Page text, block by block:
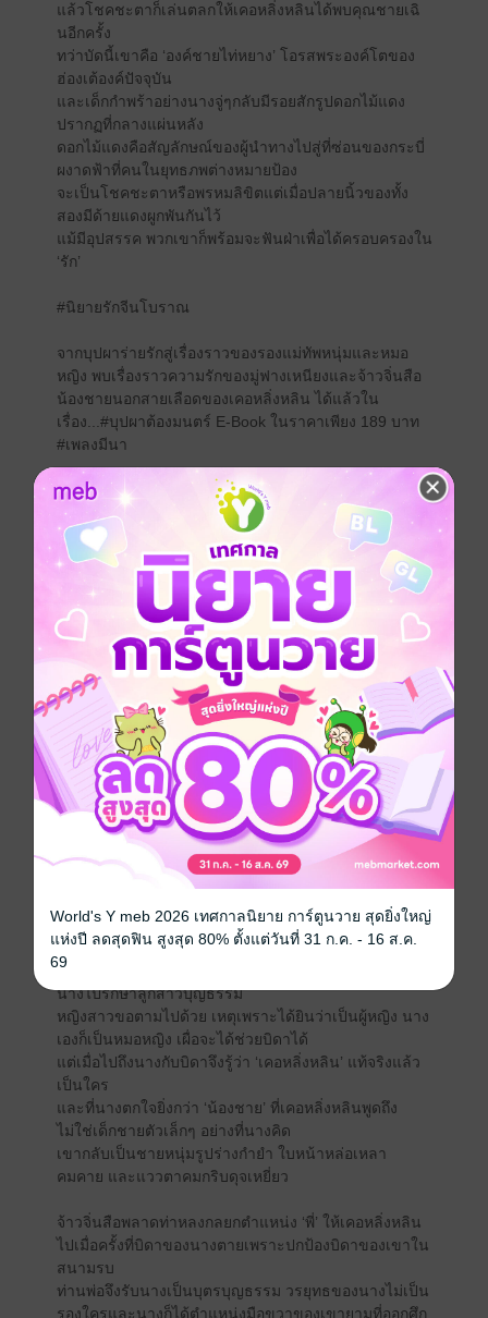
แล้วโชคชะตาก็เล่นตลกให้เคอหลิ่งหลินได้พบคุณชายเฉิ
นอีกครั้ง
ทว่าบัดนี้เขาคือ ‘องค์ชายไท่หยาง’ โอรสพระองค์โตของ
ฮ่องเต้องค์ปัจจุบัน
และเด็กกำพร้าอย่างนางจู่ๆกลับมีรอยสักรูปดอกไม้แดง
ปรากฏที่กลางแผ่นหลัง
ดอกไม้แดงคือสัญลักษณ์ของผู้นำทางไปสู่ที่ซ่อนของกระบี่
ผงาดฟ้าที่คนในยุทธภพต่างหมายป้อง
จะเป็นโชคชะตาหรือพรหมลิขิตแต่เมื่อปลายนิ้วของทั้ง
สองมีด้ายแดงผูกพันกันไว้
แม้มีอุปสรรค พวกเขาก็พร้อมจะฟันฝ่าเพื่อได้ครอบครองใน
‘รัก’
#นิยายรักจีนโบราณ
จากบุปผาร่ายรักสู่เรื่องราวของรองแม่ทัพหนุ่มและหมอ
หญิง พบเรื่องราวความรักของมู่ฟางเหนียงและจ้าวจิ่นสือ
น้องชายนอกสายเลือดของเคอหลิ่งหลิน ได้แล้วใน
เรื่อง...#บุปผาต้องมนตร์ E-Book ในราคาเพียง 189 บาท
#เพลงมีนา
บุปผาต้องมนตร์
สร้างความประทับใจจนติดอันดับ Top 10 หมวด เวบไซต์
เด็กดี.คอม และ ธัญวลัยมาแล้ว
สองปีก่อนท่านหมอมู่พาลูกสาว มู่ฟางเหนียงเดินทางมา
รักษาผู้คนที่ชายแดน
ด้วยความที่อยากแบ่งเบาภาระบิดา นางจึงแอบเข้าป่าหา
สมุนไพรด้วยตัวเอง
ทว่ากลับหลงป่าหาทางออกไม่ได้ สวรรค์มีตาส่งเคอหลิ่ง
หลินมาช่วยพานางกลับมาสู่อ้อมอกบิดาได้อย่างปลอดภัย
และนับตั้งแต่นั้น นางก็มีเคอหลิ่งหลินเป็น ‘พี่สาว’
ตลอดเวลาสองปีที่รู้จักกัน นางได้ยินเคอหลิ่งหลินพูดถึง
‘น้องชาย’ อยู่บ่อยครั้ง
และเข้าไปใจว่าน้องชายของเคอหลิ่งหลินเป็นเด็กชาย
แสนงอนและเอาแต่ใจตัวเอง
นางซึ่งเป็นลูกคนเดียวก็พลอยรู้สึกว่าเขาเป็นน้องชายนาง
อีกด้วย
ทว่าวันหนึ่ง พ่อบ้านจากจวนแม่ทัพจ้าวก็มารับตัวบิดาของ
นางไปรักษาลูกสาวบุญธรรม
หญิงสาวขอตามไปด้วย เหตุเพราะได้ยินว่าเป็นผู้หญิง นาง
เองก็เป็นหมอหญิง เผื่อจะได้ช่วยบิดาได้
แต่เมื่อไปถึงนางกับบิดาจึงรู้ว่า ‘เคอหลิ่งหลิน’ แท้จริงแล้ว
เป็นใคร
และที่นางตกใจยิ่งกว่า ‘น้องชาย’ ที่เคอหลิ่งหลินพูดถึง
ไม่ใช่เด็กชายตัวเล็กๆ อย่างที่นางคิด
เขากลับเป็นชายหนุ่มรูปร่างกำยำ ใบหน้าหล่อเหลา
คมคาย และแววตาคมกริบดุจเหยี่ยว
จ้าวจิ่นสือพลาดท่าหลงกลยกตำแหน่ง ‘พี่’ ให้เคอหลิ่งหลิน
ไปเมื่อครั้งที่บิดาของนางตายเพราะปกป้องบิดาของเขาใน
สนามรบ
ท่านพ่อจึงรับนางเป็นบุตรบุญธรรม วรยุทธของนางไม่เป็น
รองใครและนางก็ได้ตำแหน่งมือขวาของเขายามที่ออกศึก
World's Y meb 2026 เทศกาลนิยาย การ์ตูนวาย สุดยิ่งใหญ่
แห่งปี ลดสุดฟิน สูงสุด 80% ตั้งแต่วันที่ 31 ก.ค. - 16 ส.ค.
69